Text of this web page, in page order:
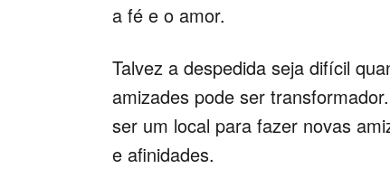
a fé e o amor.
Talvez a despedida seja difícil
amizades pode ser
ser um local para fazer novas
e afinidades.